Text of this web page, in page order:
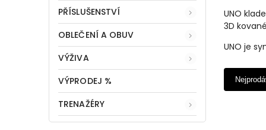
PŘÍSLUŠENSTVÍ
OBLEČENÍ A OBUV
VÝŽIVA
VÝPRODEJ %
TRENAŽÉRY
UNO
3D
UNO je